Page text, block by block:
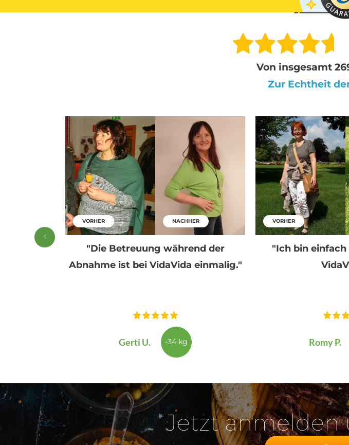
Von insgesamt
Zur Echtheit
es ist,
VORHER NACHHER
"Die Betreuung während der
Abnahme ist bei VidaVida einmalig."
Gerti U. -34 kg
VORHER
"Ich bin
Romy P.
Jetzt